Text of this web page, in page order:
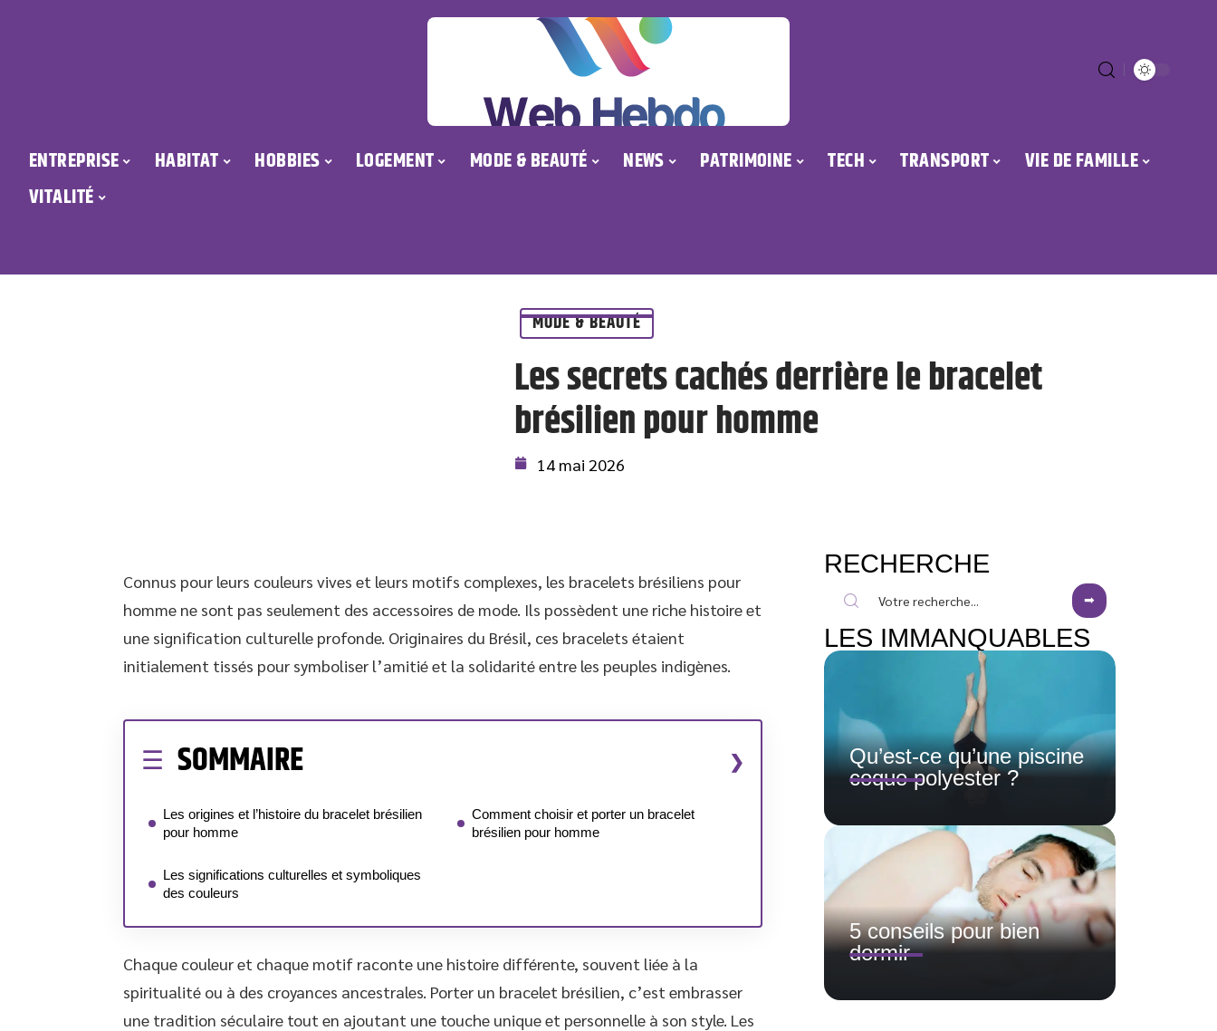
ENTREPRISE HABITAT HOBBIES LOGEMENT MODE & BEAUTÉ NEWS PATRIMOINE TECH TRANSPORT
VIE DE FAMILLE
VITALITÉ
MODE & BEAUTÉ
Les secrets cachés derrière le bracelet
brésilien pour homme
14 mai 2026
Connus pour leurs couleurs vives et leurs motifs complexes, les bracelets brésiliens pour
homme ne sont pas seulement des accessoires de mode. Ils possèdent une riche histoire et
une signification culturelle profonde. Originaires du Brésil, ces bracelets étaient
initialement tissés pour symboliser l’amitié et la solidarité entre les peuples indigènes.
SOMMAIRE
Les origines et l’histoire du bracelet brésilien
pour homme
Les significations culturelles et symboliques
des couleurs
Comment choisir et porter un bracelet
brésilien pour homme
Chaque couleur et chaque motif raconte une histoire différente, souvent liée à la
spiritualité ou à des croyances ancestrales. Porter un bracelet brésilien, c’est embrasser
une tradition séculaire tout en ajoutant une touche unique et personnelle à son style. Les
RECHERCHE
LES IMMANQUABLES
Qu’est-ce qu’une piscine
coque polyester ?
5 conseils pour bien
dormir